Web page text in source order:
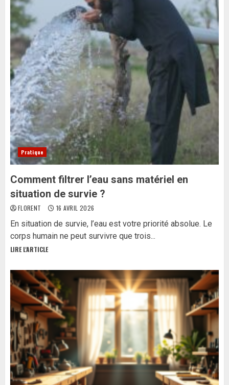
Pratique
Comment filtrer l’eau sans matériel en
situation de survie ?
FLORENT 16 AVRIL 2026
En situation de survie, l’eau est votre priorité absolue. Le
corps humain ne peut survivre que trois...
LIRE L'ARTICLE